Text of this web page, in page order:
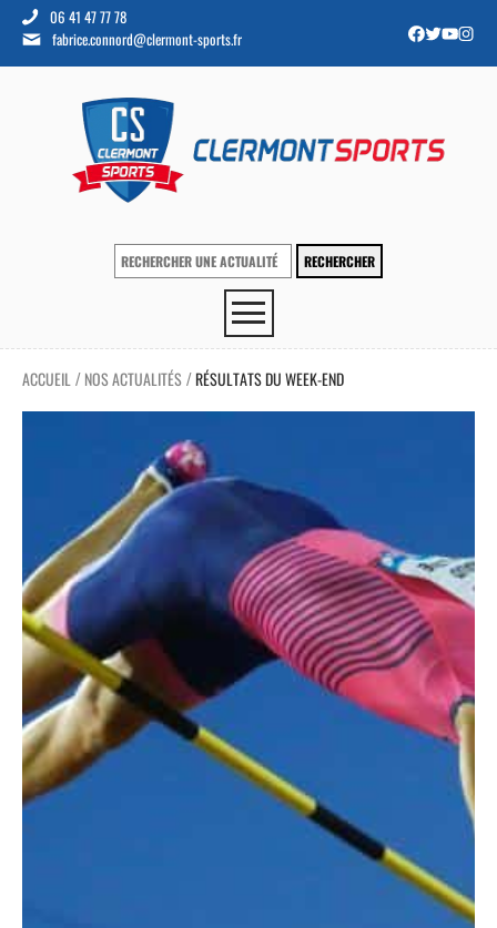
06 41 47 77 78
fabrice.connord@clermont-sports.fr
ACCUEIL / NOS ACTUALITÉS /RÉSULTATS DU WEEK-END